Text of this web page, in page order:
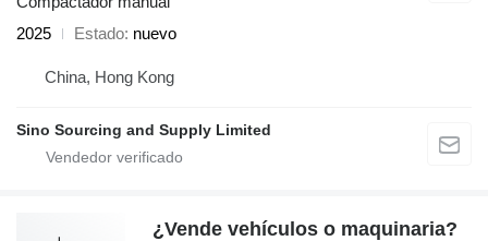
2025
Estado nuevo
China, Hong Kong
Sino Sourcing and Supply Limited
¿Vende vehículos o maquinaria?